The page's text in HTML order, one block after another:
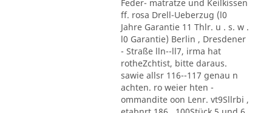
Feder- matratze und Keilkissen
ff. rosa Drell-Ueberzug (l0
Jahre Garantie 11 Thlr. u . s. w .
l0 Garantie) Berlin , Dresdener
- Straße lln--ll7, irma hat
rotheZchtist, bitte daraus.
sawie allsr 116--117 genau n
achten. ro weier hten -
ommandite oon Lenr. vt9Sllrbi ,